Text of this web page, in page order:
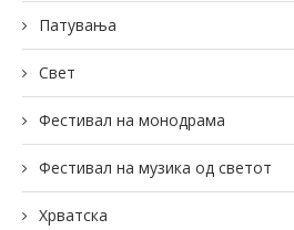
Патувања
Свет
Фестивал на монодрама
Фестивал на музика од светот
Хрватска